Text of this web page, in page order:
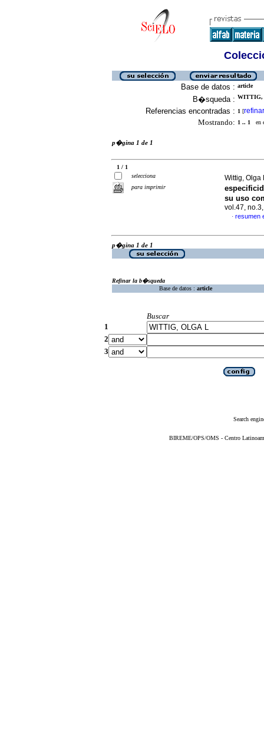
Base de datos : article
B�squeda : WITTIG,
Referencias encontradas : 1 [refinar
Mostrando: 1 .. 1 en
p�gina 1 de 1
1 / 1
selecciona
para imprimir
Wittig, Olga
su uso
vol.47,
· resumen
p�gina 1 de 1
Refinar la b�squeda
Base de datos : article
Buscar
1
2
3
Search
BIREME/OPS/OMS - Centro